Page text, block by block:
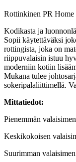
Rottinkinen PR Home
Kodikasta ja
Sopii käytettäväksi
rottingista, joka on
riippuvalaisin istuu
moderniin kotiin
Mukana tulee
sokeripalaliittimellä.
Mittatiedot:
Pienemmän
Keskikokoisen
Suurimman